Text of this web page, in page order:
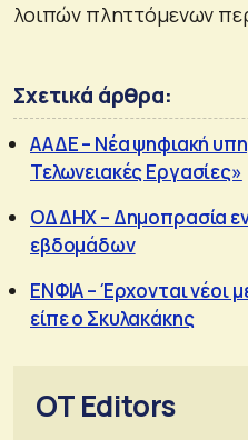
λοιπών πληττόμενων
Σχετικά άρθρα:
ΑΑΔΕ – Νέα ψηφιακή
Τελωνειακές Εργασίες»
ΟΔΔΗΧ – Δημοπρασία
εβδομάδων
ΕΝΦΙΑ – Έρχονται νέοι
είπε ο Σκυλακάκης
OT Editors